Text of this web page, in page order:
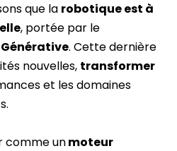
que la robotique est à
, portée par le
Générative. Cette dernière
nouvelles, transformer
et les domaines
comme unmoteur